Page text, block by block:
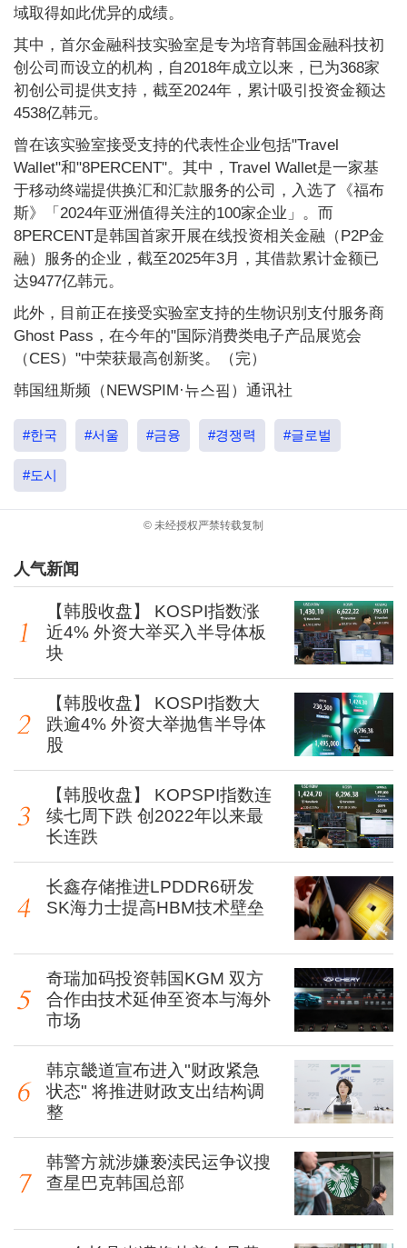
域取得如此优异的成绩。
其中，首尔金融科技实验室是专为培育韩国金融科技初
创公司而设立的机构，自2018年成立以来，已为368家
初创公司提供支持，截至2024年，累计吸引投资金额达
4538亿韩元。
曾在该实验室接受支持的代表性企业包括"Travel
Wallet"和"8PERCENT"。其中，Travel Wallet是一家基
于移动终端提供换汇和汇款服务的公司，入选了《福布
斯》「2024年亚洲值得关注的100家企业」。而
8PERCENT是韩国首家开展在线投资相关金融（P2P金
融）服务的企业，截至2025年3月，其借款累计金额已
达9477亿韩元。
此外，目前正在接受实验室支持的生物识别支付服务商
Ghost Pass，在今年的"国际消费类电子产品展览会
（CES）"中荣获最高创新奖。（完）
韩国纽斯频（NEWSPIM·뉴스핌）通讯社
#한국 #서울 #금융 #경쟁력 #글로벌
#도시
© 未经授权严禁转载复制
人气新闻
【韩股收盘】 KOSPI指数涨
近4% 外资大举买入半导体板
块
【韩股收盘】 KOSPI指数大
跌逾4% 外资大举抛售半导体
股
【韩股收盘】 KOPSPI指数连
续七周下跌 创2022年以来最
长连跌
长鑫存储推进LPDDR6研发
SK海力士提高HBM技术壁垒
奇瑞加码投资韩国KGM 双方
合作由技术延伸至资本与海外
市场
韩京畿道宣布进入"财政紧急
状态" 将推进财政支出结构调
整
韩警方就涉嫌亵渎民运争议搜
查星巴克韩国总部